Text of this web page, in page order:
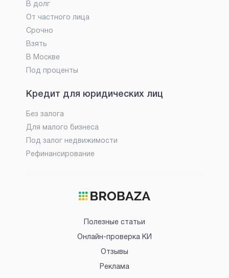
В долг
От частного лица
Срочно
Взять
В Москве
Под проценты
Кредит для юридических лиц
Без залога
Для малого бизнеса
Под залог недвижимости
Рефинансирование
Полезные статьи
Онлайн-проверка КИ
Отзывы
Реклама